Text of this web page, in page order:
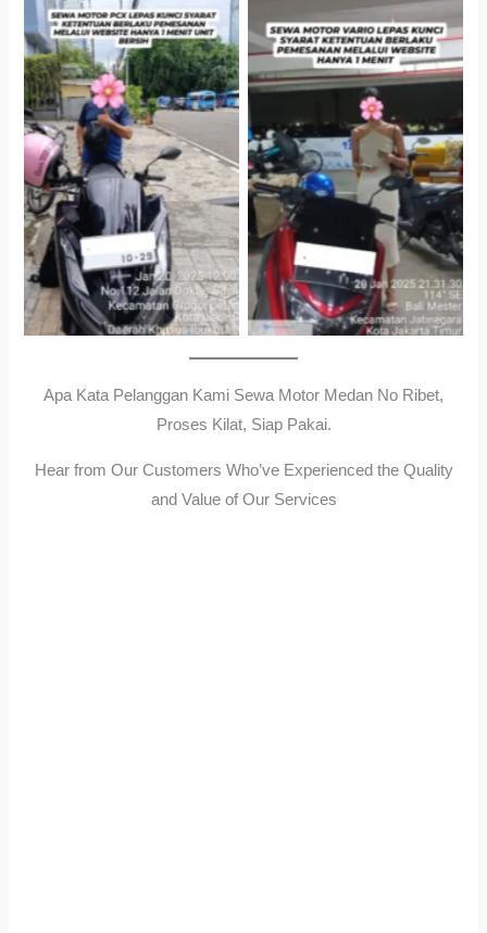
Antar Jemput Kendaraan
Cityplaza Jatinegara
Gedung Parkir P6ASewa
Motor Medan Sunggal No
Ribet, Proses Kilat, Siap
Pakai.
Apa Kata Pelanggan Kami Sewa Motor Medan No Ribet,
Proses Kilat, Siap Pakai.
Hear from Our Customers Who’ve Experienced the Quality
and Value of Our Services